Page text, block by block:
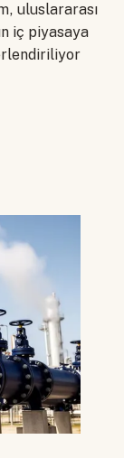
uluslararası
iç piyasaya